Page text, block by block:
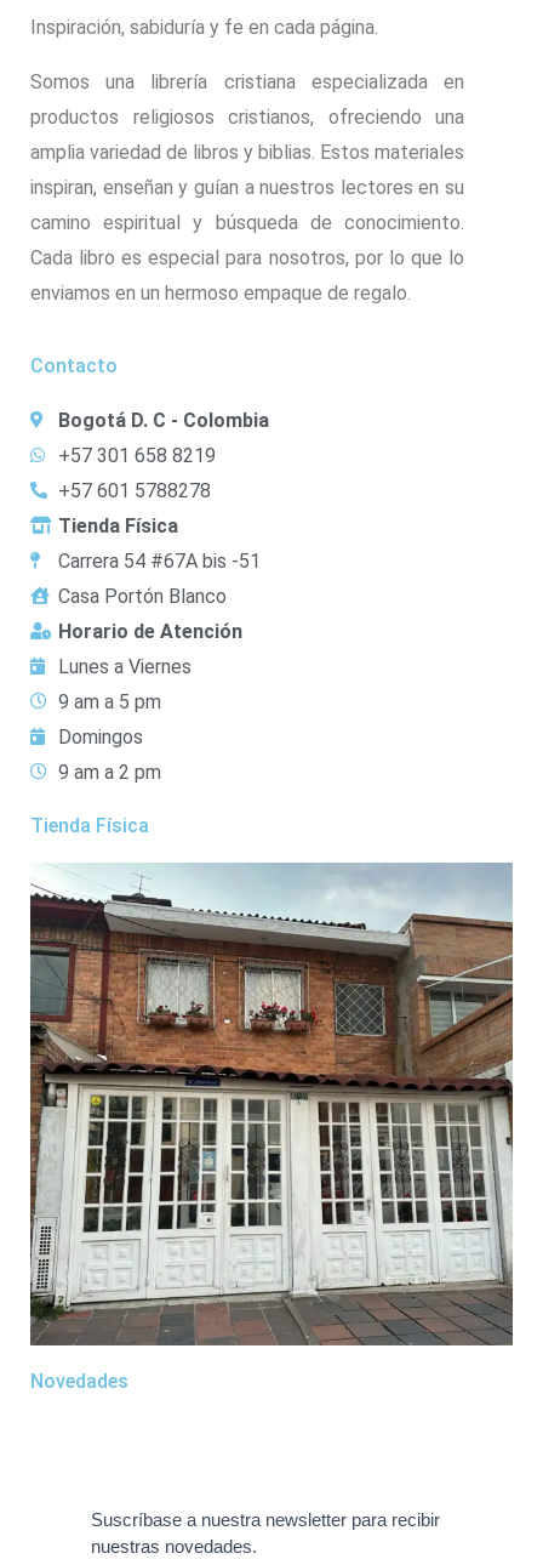
Inspiración, sabiduría y fe en cada página.
Somos una librería cristiana especializada en
productos religiosos cristianos, ofreciendo una
amplia variedad de libros y biblias. Estos materiales
inspiran, enseñan y guían a nuestros lectores en su
camino espiritual y búsqueda de conocimiento.
Cada libro es especial para nosotros, por lo que lo
enviamos en un hermoso empaque de regalo.
Contacto
Bogotá D. C - Colombia
+57 301 658 8219
+57 601 5788278
Tienda Física
Carrera 54 #67A bis -51
Casa Portón Blanco
Horario de Atención
Lunes a Viernes
9 am a 5 pm
Domingos
9 am a 2 pm
Tienda Física
Novedades
Suscríbase a nuestra newsletter para recibir
nuestras novedades.